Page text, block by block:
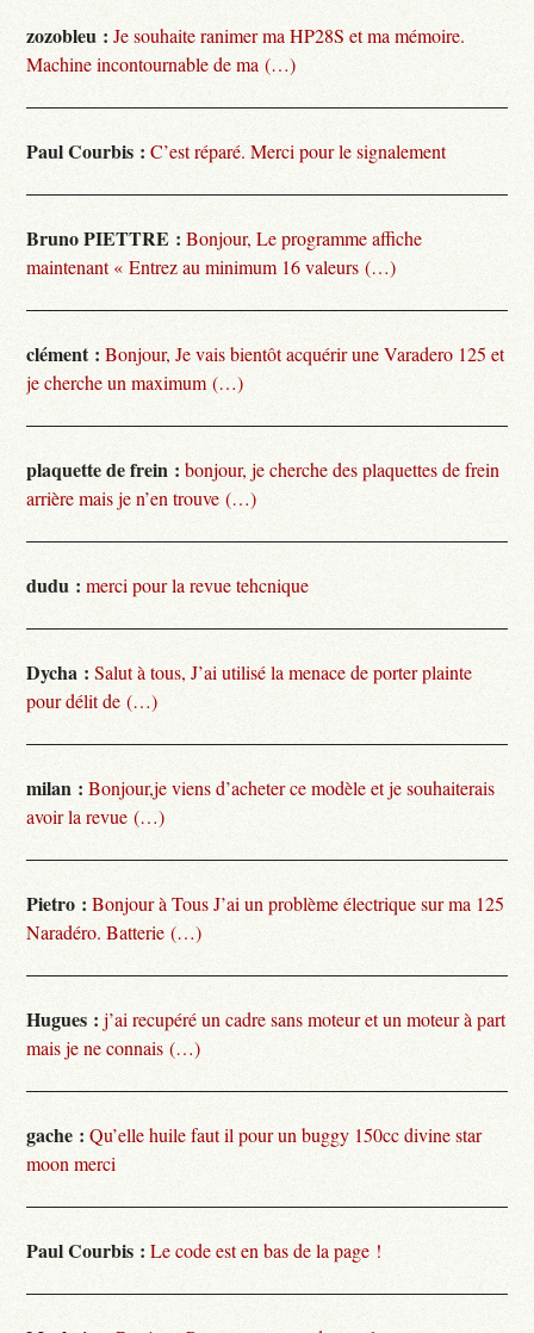
zozobleu : Je souhaite ranimer ma HP28S et ma mémoire.
Machine incontournable de ma (…)
Paul Courbis : C’est réparé. Merci pour le signalement
Bruno PIETTRE : Bonjour, Le programme affiche
maintenant « Entrez au minimum 16 valeurs (…)
clément : Bonjour, Je vais bientôt acquérir une Varadero 125 et
je cherche un maximum (…)
plaquette de frein : bonjour, je cherche des plaquettes de frein
arrière mais je n’en trouve (…)
dudu : merci pour la revue tehcnique
Dycha : Salut à tous, J’ai utilisé la menace de porter plainte
pour délit de (…)
milan : Bonjour,je viens d’acheter ce modèle et je souhaiterais
avoir la revue (…)
Pietro : Bonjour à Tous J’ai un problème électrique sur ma 125
Naradéro. Batterie (…)
Hugues : j’ai recupéré un cadre sans moteur et un moteur à part
mais je ne connais (…)
gache : Qu’elle huile faut il pour un buggy 150cc divine star
moon merci
Paul Courbis : Le code est en bas de la page !